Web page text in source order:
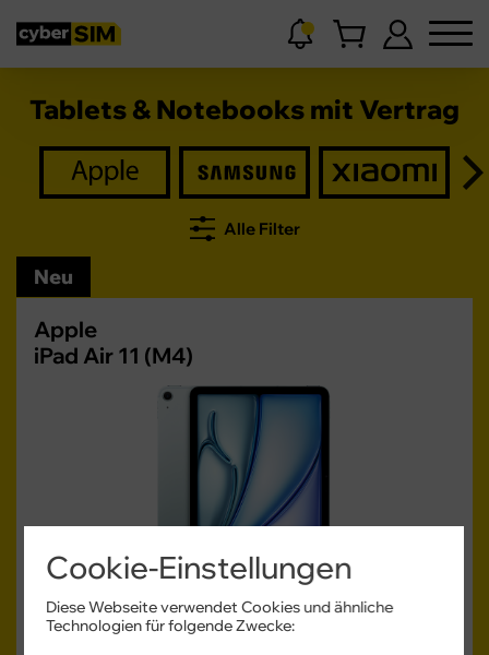
Tablets & Notebooks mit Vertrag
Alle Filter
Neu
Apple
iPad Air 11 (M4)
Produktdatenblatt
Cookie-Einstellungen
Diese Webseite verwendet Cookies und ähnliche
Technologien für folgende Zwecke: